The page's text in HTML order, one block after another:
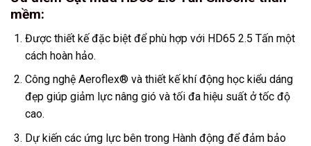
mềm:
Được thiết kế đặc biệt để phù hợp với HD65 2.5 Tấn một
cách hoàn hảo.
Công nghệ Aeroflex® và thiết kế khí động học kiểu dáng
đẹp giúp giảm lực nâng gió và tối đa hiệu suất ở tốc độ
cao.
Dự kiến các ứng lực bên trong Hành động để đảm bảo